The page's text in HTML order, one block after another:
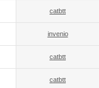
catbtt
invenio
catbtt
catbtt